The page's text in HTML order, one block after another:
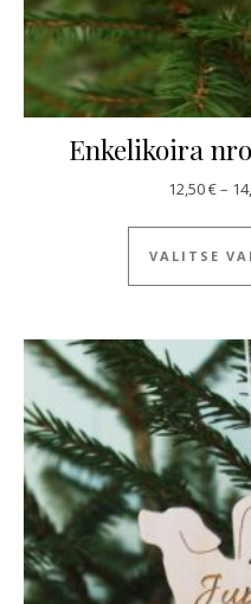
Enkelikoira
12,50€–
VALITSE